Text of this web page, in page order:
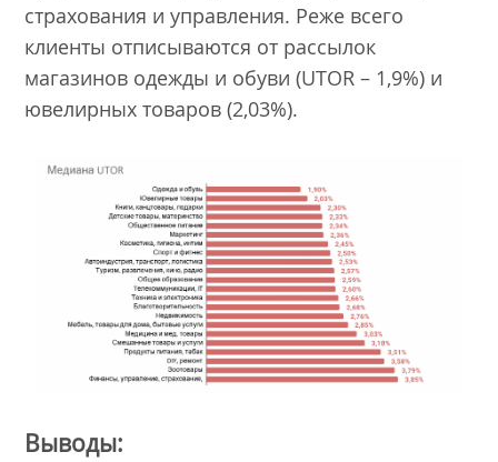
страхования и управления. Реже всего
клиенты отписываются от рассылок
магазинов одежды и обуви (UTOR – 1,9%) и
ювелирных товаров (2,03%).
Выводы: